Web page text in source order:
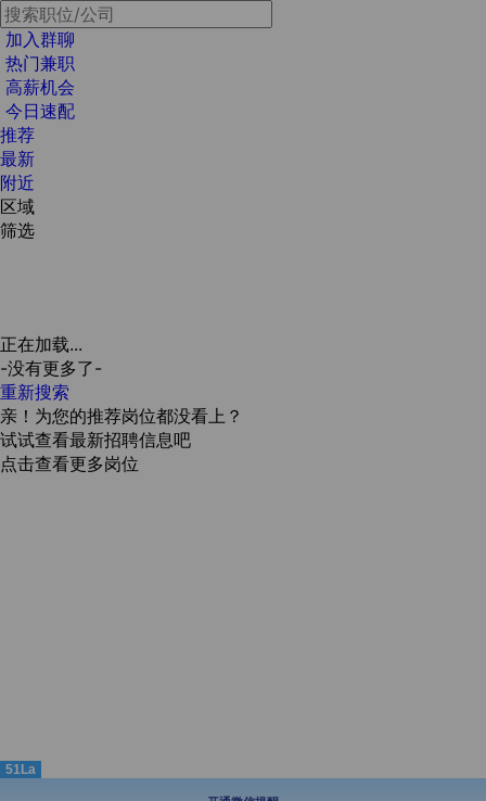
加入群聊
热门兼职
高薪机会
今日速配
推荐
最新
附近
区域
筛选
正在加载...
-没有更多了-
重新搜索
亲！为您的推荐岗位都没看上？
试试查看最新招聘信息吧
点击查看更多岗位
51La